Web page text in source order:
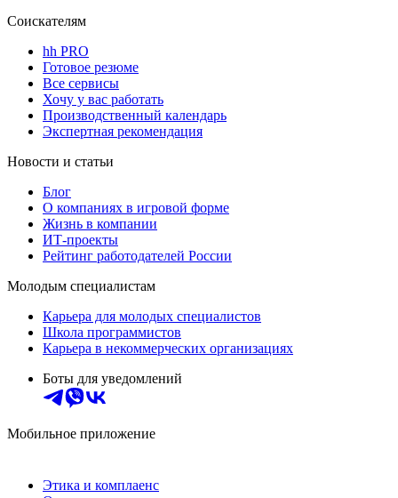
Соискателям
hh PRO
Готовое резюме
Все сервисы
Хочу у вас работать
Производственный календарь
Экспертная рекомендация
Новости и статьи
Блог
О компаниях в игровой форме
Жизнь в компании
ИТ-проекты
Рейтинг работодателей России
Молодым специалистам
Карьера для молодых специалистов
Школа программистов
Карьера в некоммерческих организациях
Боты для уведомлений
Мобильное приложение
Этика и комплаенс